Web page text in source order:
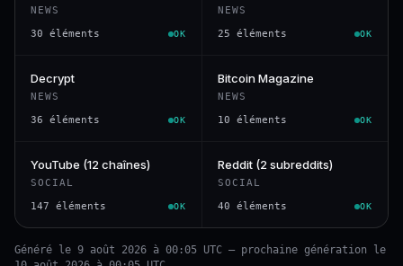
NEWS
30 éléments OK
NEWS
25 éléments OK
Decrypt
NEWS
36 éléments OK
Bitcoin Magazine
NEWS
10 éléments OK
YouTube (12 chaînes)
SOCIAL
147 éléments OK
Reddit (2 subreddits)
SOCIAL
40 éléments OK
Généré le 9 août 2026 à 00:05 UTC — prochaine génération le